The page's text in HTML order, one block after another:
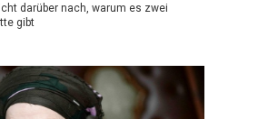
darüber nach, warum es zwei
gibt